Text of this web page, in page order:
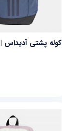
کوله پشتی آدیداس | Adidas